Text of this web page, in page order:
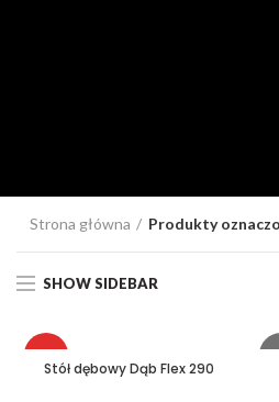
Strona główna Produkty
SHOW SIDEBAR
Stół dębowy Dąb Flex 290